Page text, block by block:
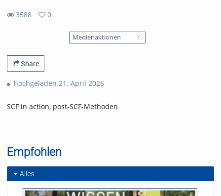
3588
0
Medienaktionen
Share
hochgeladen 21. April 2026
SCF in action, post-SCF-Methoden
Empfohlen
Alles